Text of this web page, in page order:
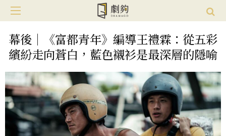
幕後｜《富都青年》編導王禮霖：從五彩
繽紛走向蒼白，藍色襯衫是最深層的隱喻